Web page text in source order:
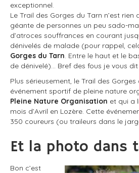
exceptionnel.
Le Trail des Gorges du Tarn n’est rien
géante de personnes un peu sado-
d’atroces souffrances en courant
dénivelés de malade (pour rappel,
Gorges du Tarn. Entre le haut et le
de dénivelé)… Bref des fous je vous dit
Plus sérieusement, le Trail des Gorges
événement sportif de pleine nature
Pleine Nature Organisation et qui a
mois d’Avril en Lozère. Cette
350 coureurs (ou traileurs dans le
Et la photo dans
Bon c’est